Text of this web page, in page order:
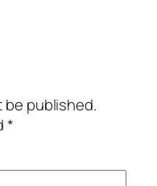
be published.
*